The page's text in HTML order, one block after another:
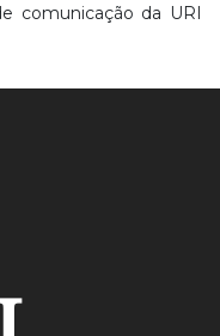
comunicação da URI